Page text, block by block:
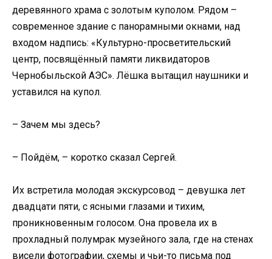
деревянного храма с золотым куполом. Рядом –
современное здание с панорамными окнами, над
входом надпись: «Культурно-просветительский
центр, посвящённый памяти ликвидаторов
Чернобыльской АЭС». Лёшка вытащил наушники и
уставился на купол.
– Зачем мы здесь?
– Пойдём, – коротко сказал Сергей.
Их встретила молодая экскурсовод – девушка лет
двадцати пяти, с ясными глазами и тихим,
проникновенным голосом. Она провела их в
прохладный полумрак музейного зала, где на стенах
висели фотографии, схемы и чьи-то письма под